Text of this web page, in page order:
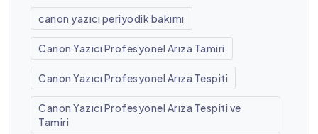
canon yazıcı periyodik bakımı
Canon Yazıcı Profesyonel Arıza Tamiri
Canon Yazıcı Profesyonel Arıza Tespiti
Canon Yazıcı Profesyonel Arıza Tespiti ve
Tamiri